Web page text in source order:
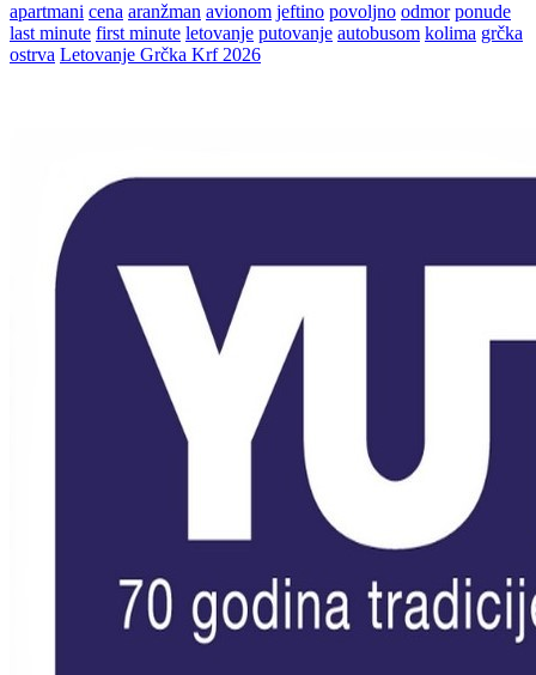
apartmani cena aranžman avionom jeftino povoljno odmor ponude
last minute first minute letovanje putovanje autobusom kolima grčka
ostrva Letovanje Grčka Krf 2026